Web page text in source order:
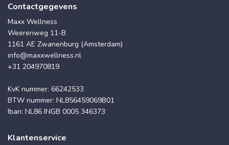
Contactgegevens
Maxx Wellness
Weerenweg 11-B
1161 AE Zwanenburg (Amsterdam)
info@maxxwellness.nl
+31 204970819
KvK nummer: 66242533
BTW nummer: NL856459069B01
Iban: NL86 INGB 0005 346373
Klantenservice